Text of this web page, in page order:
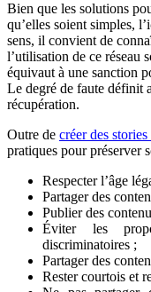
Bien que les solutions
qu’elles soient simples, l’i
sens, il convient de
l’utilisation de ce réseau
équivaut à une sanction
Le degré de faute définit
récupération.
Outre de créer des
pratiques pour préserver
Respecter l’âge
Partager des
Publier des
Éviter les
discriminatoires ;
Partager des
Rester courtois et